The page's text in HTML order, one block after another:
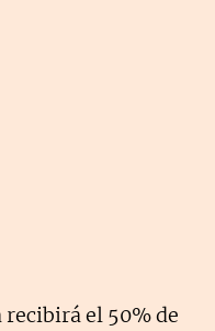
recibirá el 50% de